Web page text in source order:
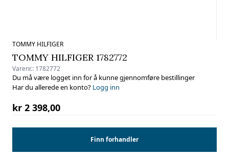
TOMMY HILFIGER
TOMMY HILFIGER 1782772
Varenr.: 1782772
Du må være logget inn for å kunne gjennomføre bestillinger
Har du allerede en konto? Logg inn
kr 2 398,00
Finn forhandler